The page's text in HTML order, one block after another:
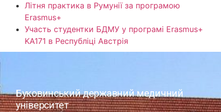
Літня практика в Румунії за програмою
Erasmus+
Участь студентки БДМУ у програмі Erasmus+
KA171 в Республіці Австрія
Буковинський державний медичний
університет